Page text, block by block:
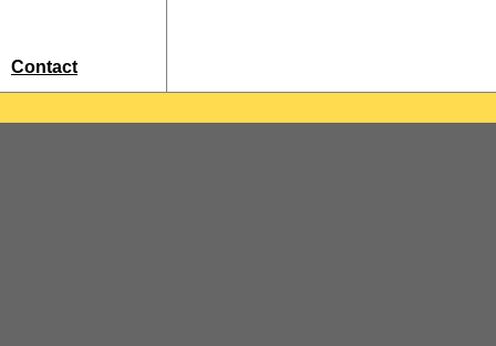
Contact